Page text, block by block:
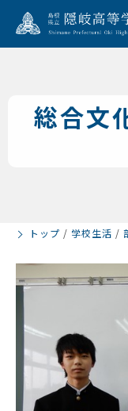
総合文
トップ / 学校生活 /